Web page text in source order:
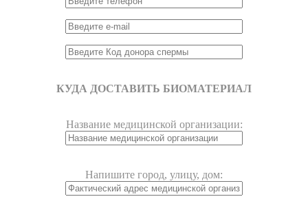
КУДА ДОСТАВИТЬ БИОМАТЕРИАЛ
Название медицинской организации:
Напишите город, улицу, дом: